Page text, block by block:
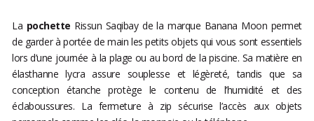
La pochette Rissun Saqibay de la marque Banana Moon permet
de garder à portée de main les petits objets qui vous sont essentiels
lors d’une journée à la plage ou au bord de la piscine. Sa matière en
élasthanne lycra assure souplesse et légèreté, tandis que sa
conception étanche protège le contenu de l’humidité et des
éclaboussures. La fermeture à zip sécurise l’accès aux objets